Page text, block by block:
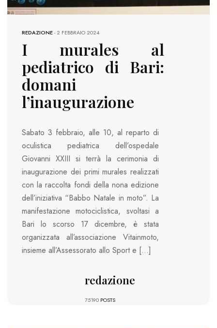
REDAZIONE-2 FEBBRAIO 2024
I murales al
pediatrico di Bari:
domani
l’inaugurazione
Sabato 3 febbraio, alle 10, al reparto di
oculistica pediatrica dell’ospedale
Giovanni XXIII si terrà la cerimonia di
inaugurazione dei primi murales realizzati
con la raccolta fondi della nona edizione
dell’iniziativa “Babbo Natale in moto”. La
manifestazione motociclistica, svoltasi a
Bari lo scorso 17 dicembre, è stata
organizzata all’associazione Vitainmoto,
insieme all’Assessorato allo Sport e […]
redazione
75190 POSTS